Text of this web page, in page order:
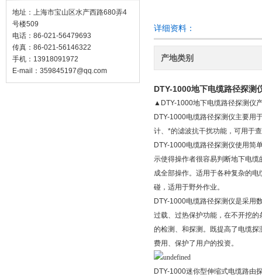
地址：上海市宝山区水产西路680弄4
号楼509
电话：86-021-56479693
传真：86-021-56146322
手机：13918091972
E-mail： 359845197@qq.com
详细资料：
产地类别
DTY-1000地下电缆路径探测
▲DTY-1000地下电缆路径探测仪
DTY-1000电缆路径探测仪主要用
计、*的滤波抗干扰功能，可用于
DTY-1000电缆路径探测仪使用简
示使得操作者很容易判断地下电
成全部操作。适用于各种复杂的
碰，适用于野外作业。
DTY-1000电缆路径探测仪是采用
过载、过热保护功能，在不开挖
的检测、和探测。既提高了电缆
费用、保护了用户的投资。
DTY-1000迷你型伸缩式电缆路由